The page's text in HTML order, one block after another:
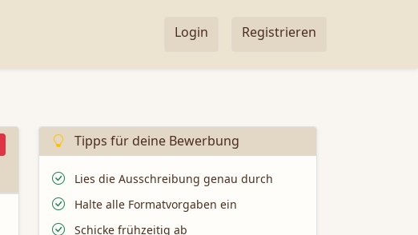
Login Registrieren
Tipps für deine Bewerbung
Lies die Ausschreibung genau durch
Halte alle Formatvorgaben ein
Schicke frühzeitig ab